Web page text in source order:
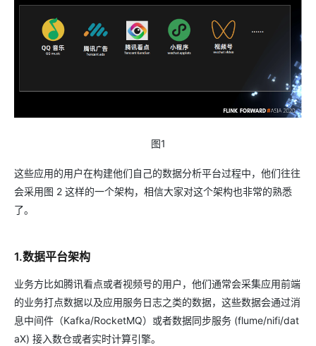
图1
这些应用的用户在构建他们自己的数据分析平台过程中，他们往往
会采用图 2 这样的一个架构，相信大家对这个架构也非常的熟悉
了。
1.数据平台架构
业务方比如腾讯看点或者视频号的用户，他们通常会采集应用前端
的业务打点数据以及应用服务日志之类的数据，这些数据会通过消
息中间件（Kafka/RocketMQ）或者数据同步服务 (flume/nifi/dat
aX) 接入数仓或者实时计算引擎。